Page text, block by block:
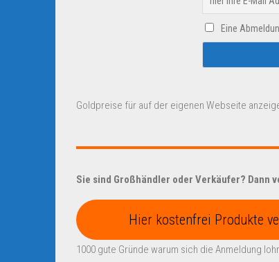
Eine
Goldpreise für auf der eigenen Webseite
Sie sind Großhändler oder Verkäufer? Dann
Hier kostenfrei Produkte
1000 gute Gründe warum sich die Anmeldung